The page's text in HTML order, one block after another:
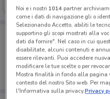
Scade il 31/08
Porta
Puoi trovare le
salvarle e creare la
dal tuo cellulare.
Noi e i nostri 1014partner
come i dati di navigazione gli o
Selezionando Accetto, abiliti le
supportino gli scopi mostrati alla
dati da fornire". Nel caso in cui
disabilitate, alcuni contenuti e
essere rilevanti. Puoi accedere
modificare le tue scelte o per
Mostra finalità in fondo alla pagina
contesto del nostro Sito web. Per
l'Informativa sulla privacy.Privacy